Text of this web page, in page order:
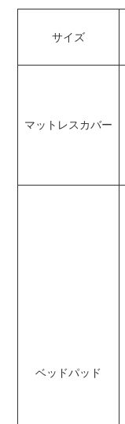
サイズ
マットレスカバー
ベッドパッド